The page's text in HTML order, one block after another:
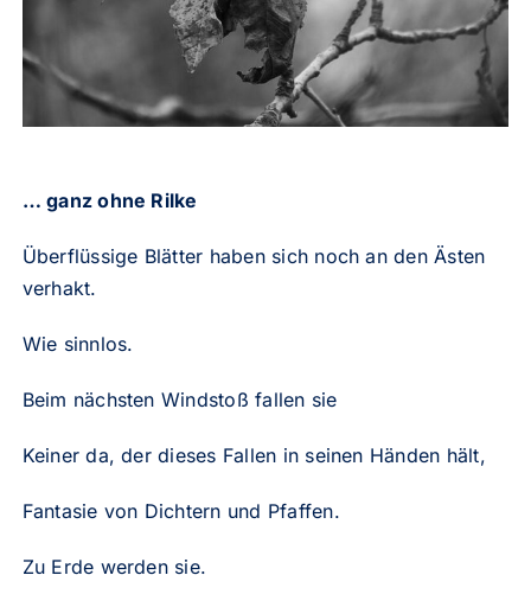
… ganz ohne Rilke
Überflüssige Blätter haben sich noch an den Ästen
verhakt.
Wie sinnlos.
Beim nächsten Windstoß fallen sie
Keiner da, der dieses Fallen in seinen Händen hält,
Fantasie von Dichtern und Pfaffen.
Zu Erde werden sie.